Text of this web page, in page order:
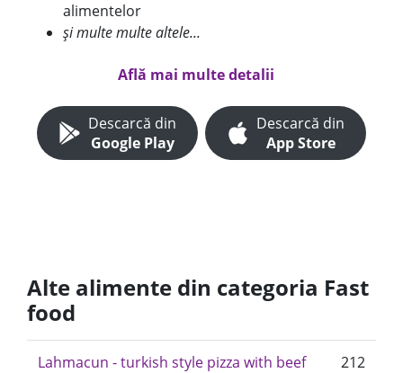
alimentelor
și multe multe altele...
Află mai multe detalii
Descarcă din
Google Play
Descarcă din
App Store
Alte alimente din categoria Fast
food
Lahmacun - turkish style pizza with beef
212